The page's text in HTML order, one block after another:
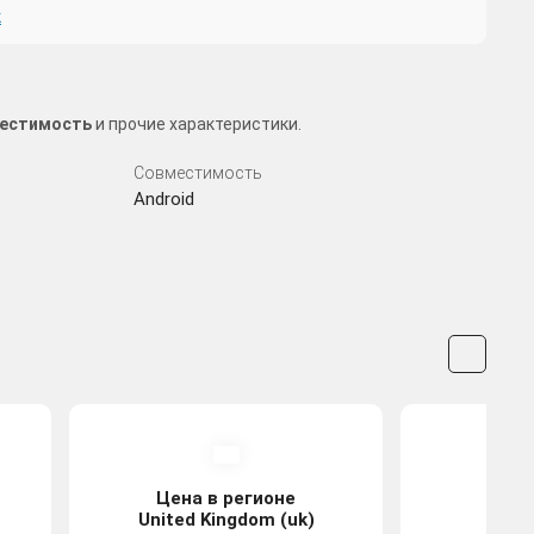
и прочие характеристики.
Совместимость
Android
Цена в регионе
United Kingdom (uk)